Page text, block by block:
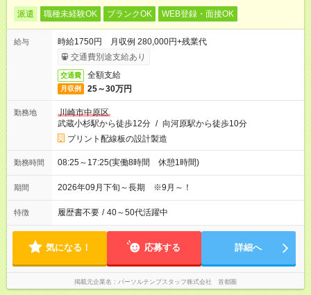
派遣 職種未経験OK ブランクOK WEB登録・面接OK
給与
時給1750円 月収例 280,000円+残業代
交通費別途支給あり
交通費 全額支給
月収例 25～30万円
勤務地
川崎市中原区
武蔵小杉駅から徒歩12分 / 向河原駅から徒歩10分
プリント配線板の設計製造
勤務時間 08:25～17:25(実働8時間 休憩1時間)
期間 2026年09月下旬～長期 ※9月～！
特徴 履歴書不要 / 40～50代活躍中
気になる！ 応募する 詳細へ
掲載元企業名 パーソルテンプスタッフ株式会社 首都圏